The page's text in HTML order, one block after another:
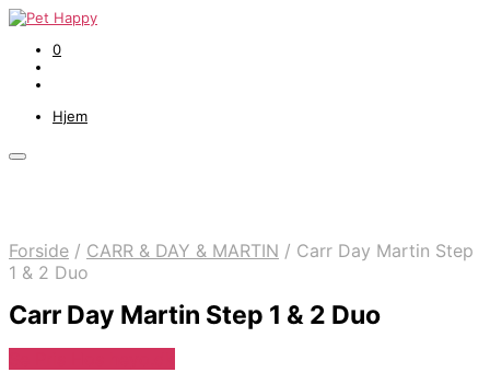
0
Hjem
Forside / CARR & DAY & MARTIN / Carr Day Martin Step
1 & 2 Duo
Carr Day Martin Step 1 & 2 Duo